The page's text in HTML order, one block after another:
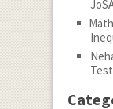
Test